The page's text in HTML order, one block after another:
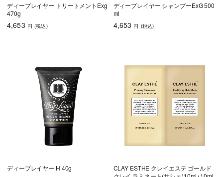
ディープレイヤー トリートメントExg
470g
4,653 円 (税込)
ディープレイヤー シャンプーExG 500
ml
4,653 円 (税込)
ディープレイヤー H 40g
CLAY ESTHE クレイエステ ゴールド